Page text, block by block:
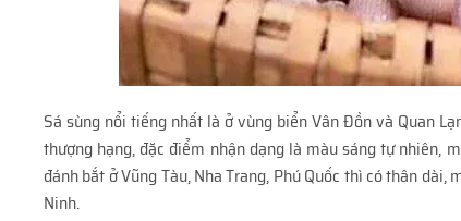
Sá sùng nổi tiếng nhất là ở vùng biển Vân Đồn và Quan
thượng hạng, đặc điểm nhận dạng là màu sáng tự nhiên,
đánh bắt ở Vũng Tàu, Nha Trang, Phú Quốc thì có thân
Ninh.